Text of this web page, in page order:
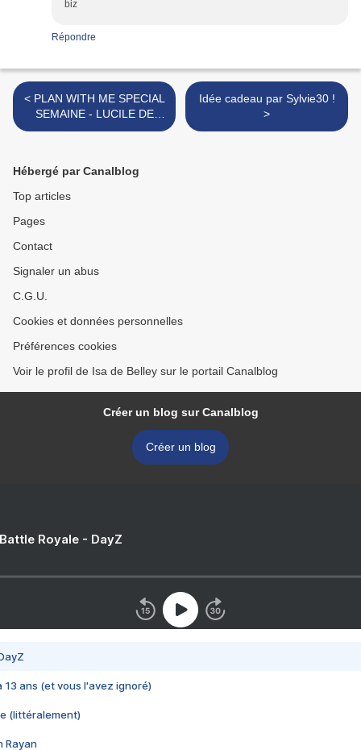
biz
Répondre
< PLAN WITH ME SPECIAL
SEMAINE - LUCILE DE
JOLIES CHOSES
Idée cadeau par Sylvie30 !
>
Hébergé par Canalblog
Top articles
Pages
Contact
Signaler un abus
C.G.U.
Cookies et données personnelles
Préférences cookies
Voir le profil de Isa de Belley sur le portail Canalblog
Créer un blog sur Canalblog
Créer un blog
Royale - DayZ
13 ans (et vous l'avez ignoré)
(littéralement)
Rayan